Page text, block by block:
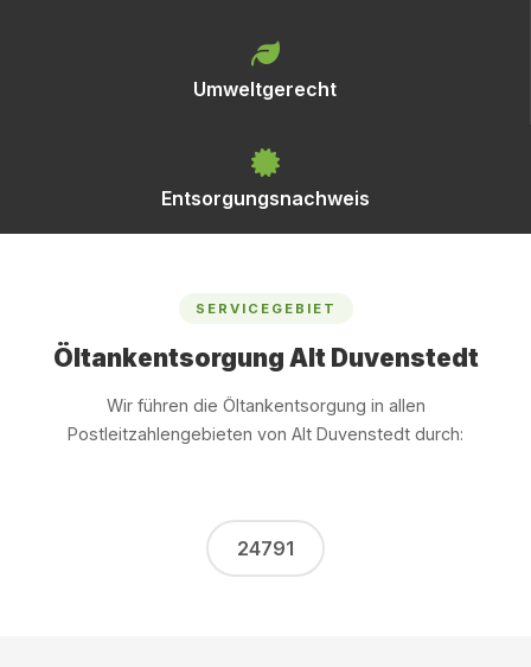
Umweltgerecht
Entsorgungsnachweis
SERVICEGEBIET
Öltankentsorgung Alt Duvenstedt
Wir führen die Öltankentsorgung in allen
Postleitzahlengebieten von Alt Duvenstedt durch:
24791